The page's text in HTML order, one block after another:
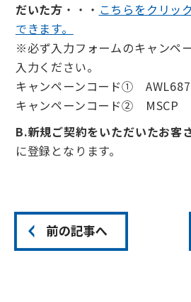
だいた方 ・・・ こちらをクリッ
できます。
※必ず入力フォームのキャンペ
入力ください。
キャンペーンコード①
キャンペーンコード② MSCP
B.新規ご契約をいただいたお客
に登録となります。